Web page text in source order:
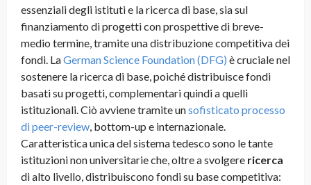
essenziali degli istituti e la ricerca di base, sia sul
finanziamento di progetti con prospettive di breve-
medio termine, tramite una distribuzione competitiva dei
fondi. LaGerman Science Foundation (DFG) è cruciale nel
sostenere la ricerca di base, poiché distribuisce fondi
basati su progetti, complementari quindi a quelli
istituzionali. Ciò avviene tramite unsofisticato processo
di peer-review, bottom-up e internazionale.
Caratteristica unica del sistema tedesco sono le tante
istituzioni non universitarie che, oltre a svolgere ricerca
di alto livello, distribuiscono fondi su base competitiva: